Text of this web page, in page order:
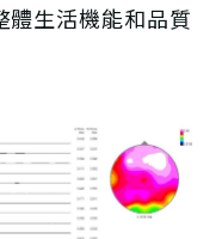
體生活機能和品質